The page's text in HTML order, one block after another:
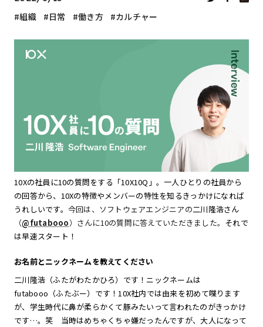
組織 日常 働き方 カルチャー
10Xの社員に10の質問をする「10X10Q」。一人ひとりの社員から
の回答から、10Xの特徴やメンバーの特性を知るきっかけになれば
うれしいです。 今回は、ソフトウェアエンジニアの二川隆浩さん
（@futabooo）さんに10の質問に答えていただきました。 それで
は早速スタート！
お名前とニックネームを教えてください
二川隆浩（ふたがわたかひろ）です！ニックネームは
futabooo（ふたぶー）です！10X社内では由来を初めて喋ります
が、学生時代に鼻が柔らかくて豚みたいって言われたのがきっかけ
です…。笑 当時はめちゃくちゃ嫌だったんですが、大人になって